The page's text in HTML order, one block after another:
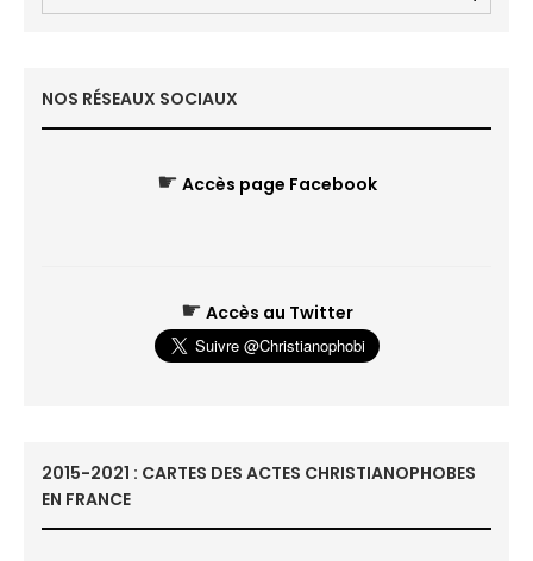
NOS RÉSEAUX SOCIAUX
☛ Accès page Facebook
☛ Accès au Twitter
2015-2021 : CARTES DES ACTES CHRISTIANOPHOBES
EN FRANCE